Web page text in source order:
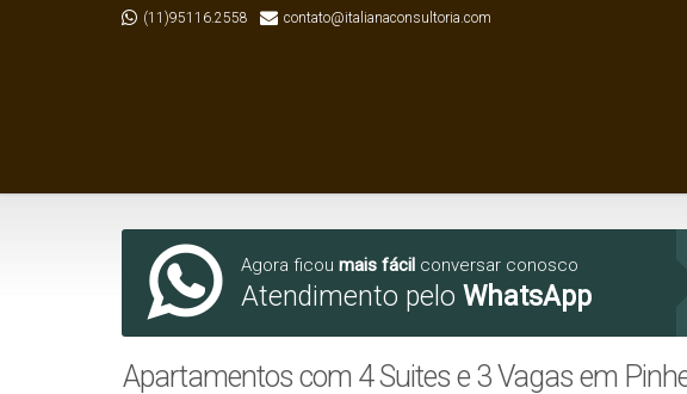
(11)95116.2558 contato@italianaconsultoria.com
Agora ficou mais fácil conversar conosco
Atendimento pelo WhatsApp
Apartamentos com 4 Suites e 3 Vagas em